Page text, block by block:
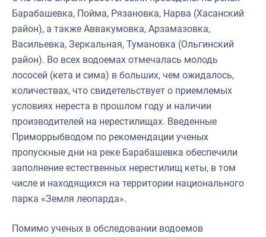
Барабашевка, Пойма, Рязановка, Нарва (Хасанский
район), а также Аввакумовка, Арзамазовка,
Васильевка, Зеркальная, Тумановка (Ольгинский
район). Во всех водоемах отмечалась молодь
лососей (кета и сима) в больших, чем ожидалось,
количествах, что свидетельствует о приемлемых
условиях нереста в прошлом году и наличии
производителей на нерестилищах. Введенные
Приморрыбводом по рекомендации ученых
пропускные дни на реке Барабашевка обеспечили
заполнение естественных нерестилищ кеты, в том
числе и находящихся на территории национального
парка «Земля леопарда».
Помимо ученых в обследовании водоемов